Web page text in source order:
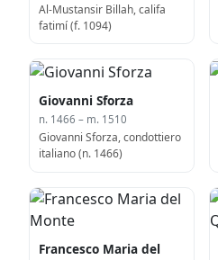
Al-Mustansir Billah, califa
fatimí (f. 1094)
Giovanni Sforza
n. 1466 – m. 1510
Giovanni Sforza, condottiero
italiano (n. 1466)
Francesco Maria del